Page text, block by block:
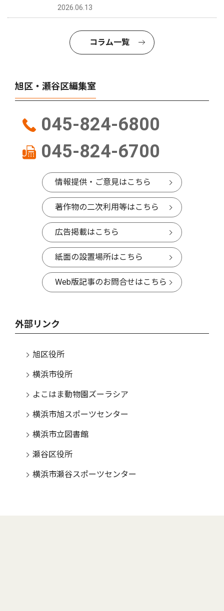
2026.06.13
コラム一覧
旭区・瀬谷区編集室
045-824-6800
045-824-6700
情報提供・ご意見はこちら
著作物の二次利用等はこちら
広告掲載はこちら
紙面の設置場所はこちら
Web版記事のお問合せはこちら
外部リンク
旭区役所
横浜市役所
よこはま動物園ズーラシア
横浜市旭スポーツセンター
横浜市立図書館
瀬谷区役所
横浜市瀬谷スポーツセンター